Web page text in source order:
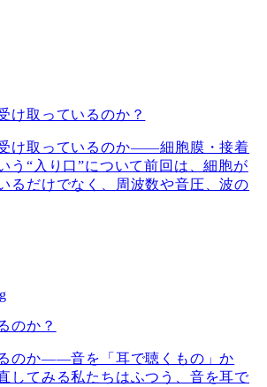
け取っているのか？
け取っているのか――細胞膜・接着
う“入り口”について前回は、細胞が
るだけでなく、周波数や音圧、波の
のか？
のか――音を「耳で聴くもの」か
してみる私たちはふつう、音を耳で